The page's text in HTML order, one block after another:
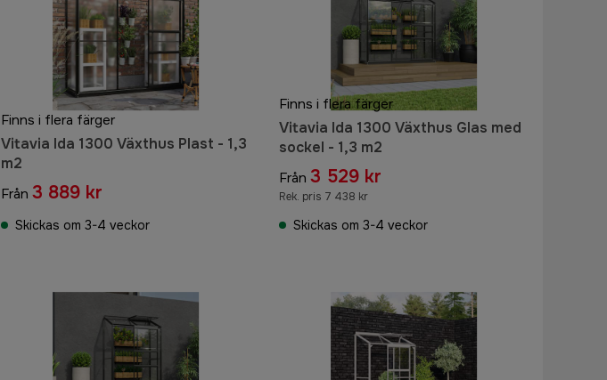
Finns i flera färger
Vitavia Ida 1300 Växthus Plast - 1,3
m2
Från 3 889 kr
Skickas om 3-4 veckor
Finns i flera färger
Vitavia Ida 1300 Växthus Glas med
sockel - 1,3 m2
Från 3 529 kr
Rek. pris 7 438 kr
Skickas om 3-4 veckor